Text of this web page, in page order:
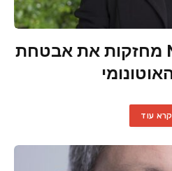
TrendAI ו-NVIDIA מחזקות את אבטחת
קרא עוד